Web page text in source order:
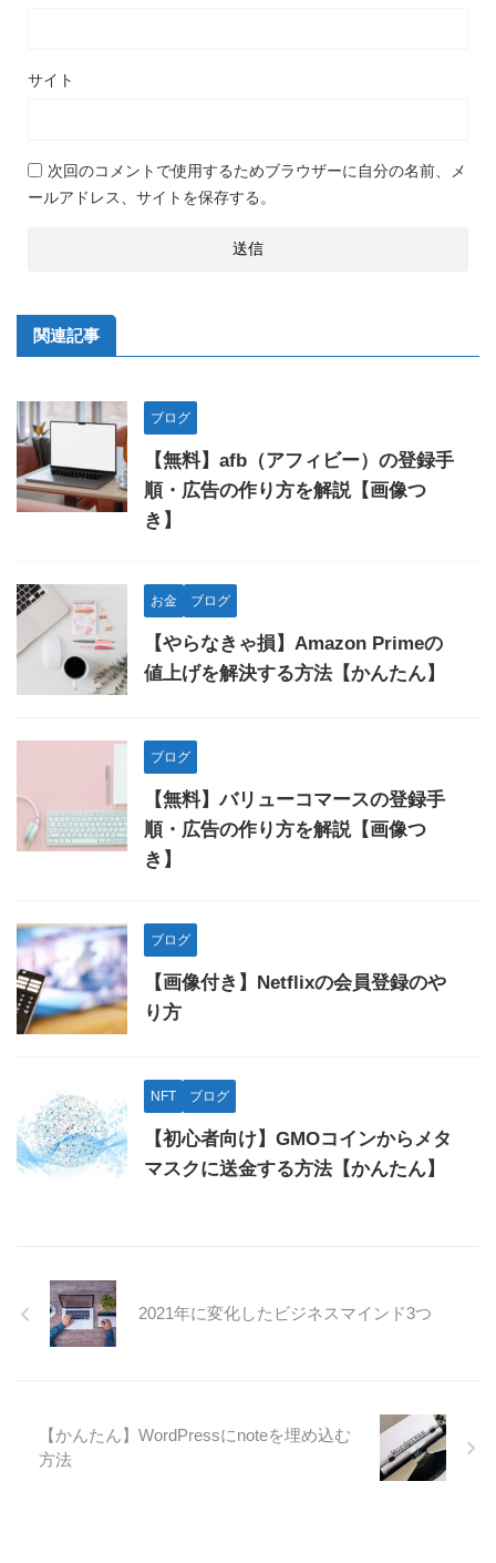
サイト
次回のコメントで使用するためブラウザーに自分の名前、メ
ールアドレス、サイトを保存する。
関連記事
ブログ
【無料】afb（アフィビー）の登録手
順・広告の作り方を解説【画像つ
き】
お金 ブログ
【やらなきゃ損】Amazon Primeの
値上げを解決する方法【かんたん】
ブログ
【無料】バリューコマースの登録手
順・広告の作り方を解説【画像つ
き】
ブログ
【画像付き】Netflixの会員登録のや
り方
NFT ブログ
【初心者向け】GMOコインからメタ
マスクに送金する方法【かんたん】
2021年に変化したビジネスマインド3つ
【かんたん】WordPressにnoteを埋め込む
方法